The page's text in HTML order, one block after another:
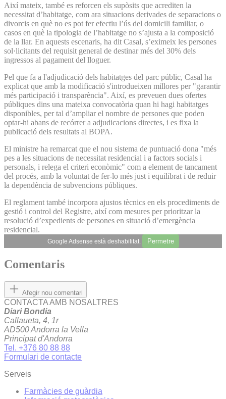
Així mateix, també es reforcen els supòsits que acrediten la
necessitat d’habitatge, com ara situacions derivades de separacions o
divorcis en què no es pot fer efectiu l’ús del domicili familiar, o
casos en què la tipologia de l’habitatge no s’ajusta a la composició
de la llar. En aquests escenaris, ha dit Casal, s’eximeix les persones
sol·licitants del requisit general de destinar més del 30% dels
ingressos al pagament del lloguer.
Pel que fa a l'adjudicació dels habitatges del parc públic, Casal ha
explicat que amb la modificació s'introdueixen millores per "garantir
més participació i transparència". Així, es preveuen dues ofertes
públiques dins una mateixa convocatòria quan hi hagi habitatges
disponibles, per tal d’ampliar el nombre de persones que poden
optar-hi abans de recórrer a adjudicacions directes, i es fixa la
publicació dels resultats al BOPA.
El ministre ha remarcat que el nou sistema de puntuació dona "més
pes a les situacions de necessitat residencial i a factors socials i
personals, i relega el criteri econòmic" com a element de tancament
del procés, amb la voluntat de fer-lo més just i equilibrat i de reduir
la dependència de subvencions públiques.
El reglament també incorpora ajustos tècnics en els procediments de
gestió i control del Registre, així com mesures per prioritzar la
resolució d’expedients de persones en situació d’emergència
residencial.
Google Adsense està deshabilitat. Permetre
Comentaris
Afegir nou comentari
CONTACTA AMB NOSALTRES
Diari Bondia
Callaueta, 4, 1r
AD500 Andorra la Vella
Principat d'Andorra
Tel. +376 80 88 88
Formulari de contacte
Serveis
Farmàcies de guàrdia